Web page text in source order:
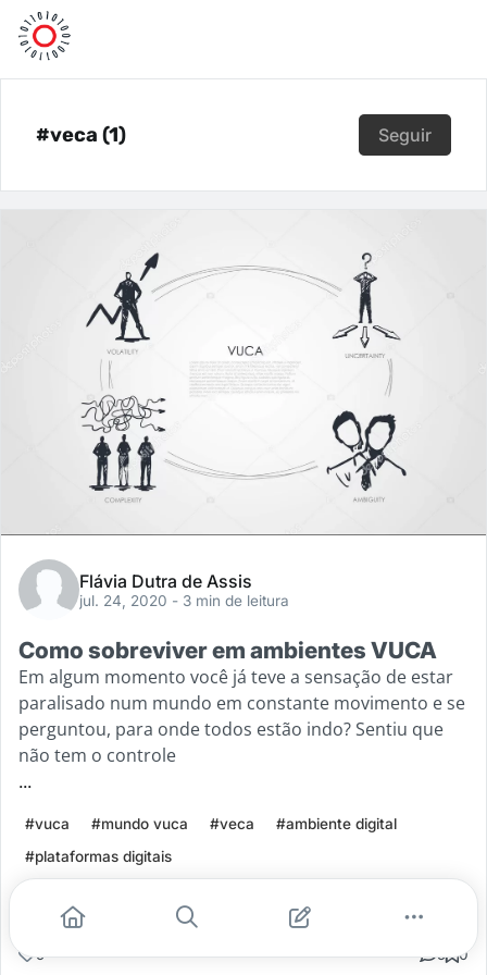
#veca (1) Seguir
Flávia Dutra de Assis
jul. 24, 2020 - 3 min de leitura
Como sobreviver em ambientes VUCA
Em algum momento você já teve a sensação de estar
paralisado num mundo em constante movimento e se
perguntou, para onde todos estão indo? Sentiu que
não tem o controle
...
#vuca #mundo vuca #veca
#ambiente digital
#plataformas digitais
Leia mais
9 5 0